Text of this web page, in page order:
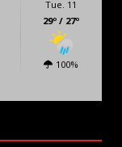
Tue. 11
29º / 27º
100%